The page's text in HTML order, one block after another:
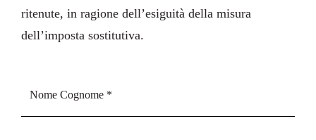
ritenute, in ragione dell’esiguità della misura
dell’imposta sostitutiva.